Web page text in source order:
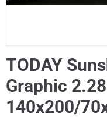
TODAY
Graphic
140x200/